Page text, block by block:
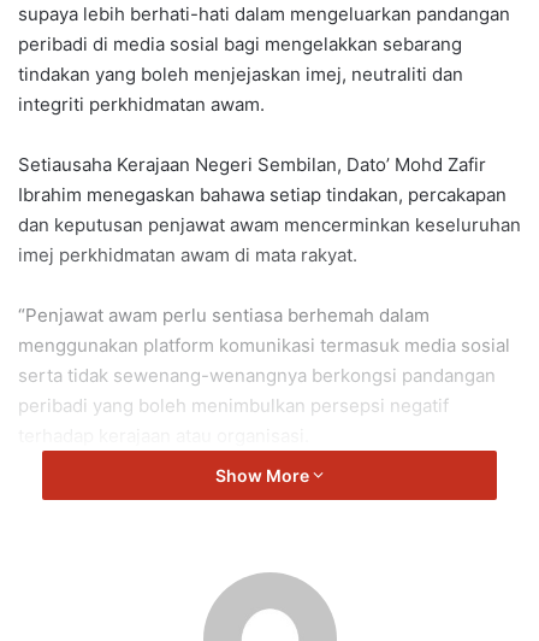
supaya lebih berhati-hati dalam mengeluarkan pandangan
peribadi di media sosial bagi mengelakkan sebarang
tindakan yang boleh menjejaskan imej, neutraliti dan
integriti perkhidmatan awam.
Setiausaha Kerajaan Negeri Sembilan, Dato’ Mohd Zafir
Ibrahim menegaskan bahawa setiap tindakan, percakapan
dan keputusan penjawat awam mencerminkan keseluruhan
imej perkhidmatan awam di mata rakyat.
“Penjawat awam perlu sentiasa berhemah dalam
menggunakan platform komunikasi termasuk media sosial
serta tidak sewenang-wenangnya berkongsi pandangan
peribadi yang boleh menimbulkan persepsi negatif
“Penjawat awam hendaklah sentiasa berhati-hati,
mana saluran komunikasi yang boleh menjejaskan imej
serta neutraliti perkhidmatan awam.
Show More